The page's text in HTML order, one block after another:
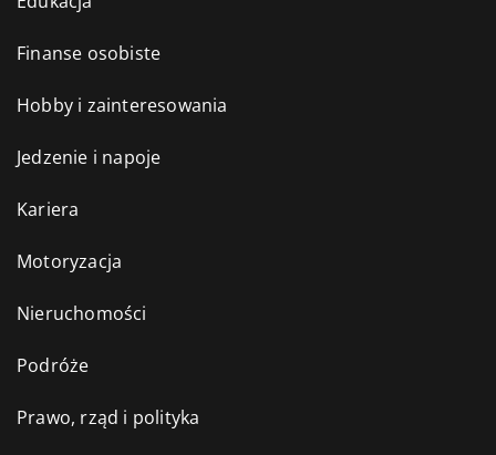
Finanse osobiste
Hobby i zainteresowania
Jedzenie i napoje
Kariera
Motoryzacja
Nieruchomości
Podróże
Prawo, rząd i polityka